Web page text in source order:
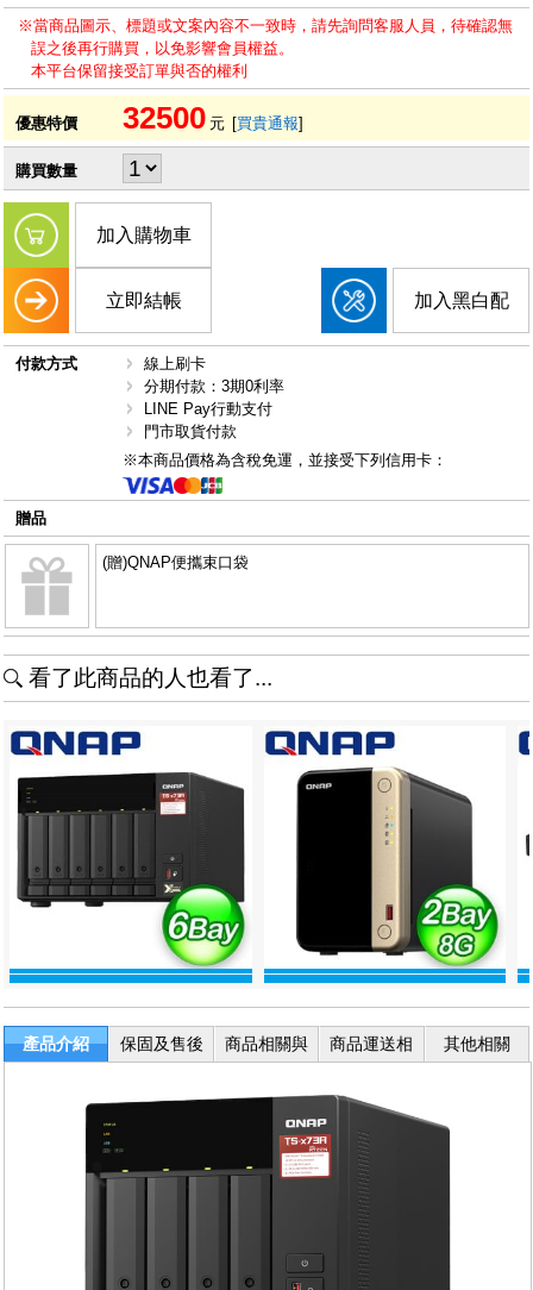
※當商品圖示、標題或文案內容不一致時，請先詢問客服人員，待確認無
誤之後再行購買，以免影響會員權益。
本平台保留接受訂單與否的權利
優惠特價 32500 元 [買貴通報]
購買數量
加入購物車
立即結帳 加入黑白配
付款方式
線上刷卡
分期付款：3期0利率
LINE Pay行動支付
門市取貨付款
※本商品價格為含稅免運，並接受下列信用卡：
贈品
(贈)QNAP便攜束口袋
看了此商品的人也看了...
產品介紹
保固及售後
商品相關與
商品運送相
其他相關